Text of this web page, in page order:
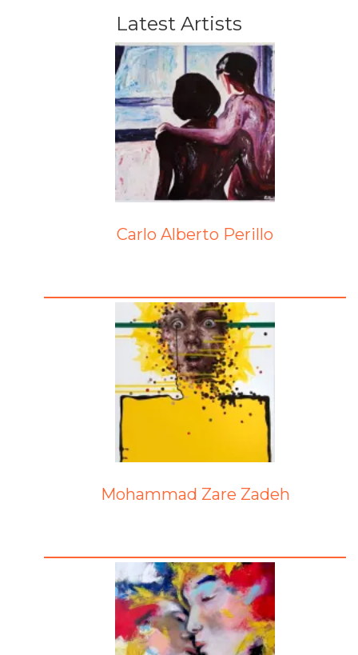
Latest Artists
Carlo Alberto Perillo
Mohammad Zare Zadeh